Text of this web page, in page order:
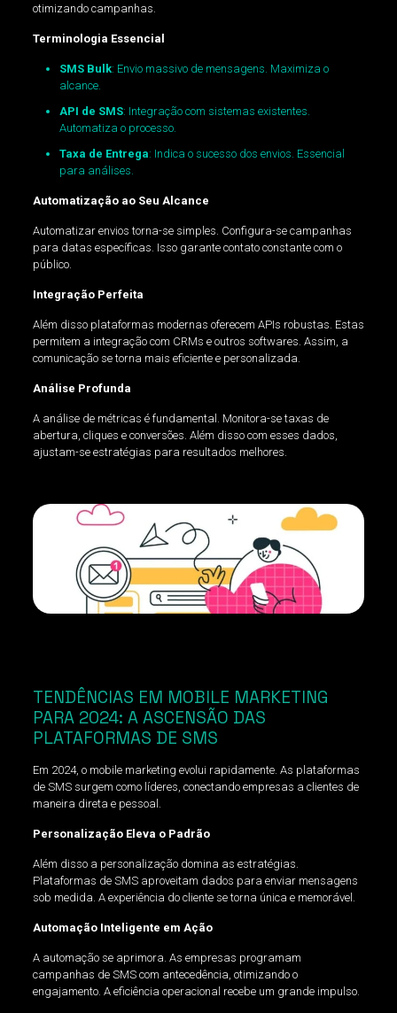
otimizando campanhas.
Terminologia Essencial
SMS Bulk: Envio massivo de mensagens. Maximiza o
alcance.
API de SMS: Integração com sistemas existentes.
Automatiza o processo.
Taxa de Entrega: Indica o sucesso dos envios. Essencial
para análises.
Automatização ao Seu Alcance
Automatizar envios torna-se simples. Configura-se campanhas
para datas específicas. Isso garante contato constante com o
público.
Integração Perfeita
Além disso plataformas modernas oferecem APIs robustas. Estas
permitem a integração com CRMs e outros softwares. Assim, a
comunicação se torna mais eficiente e personalizada.
Análise Profunda
A análise de métricas é fundamental. Monitora-se taxas de
abertura, cliques e conversões. Além disso com esses dados,
ajustam-se estratégias para resultados melhores.
TENDÊNCIAS EM MOBILE MARKETING
PARA 2024: A ASCENSÃO DAS
PLATAFORMAS DE SMS
Em 2024, o mobile marketing evolui rapidamente. As plataformas
de SMS surgem como líderes, conectando empresas a clientes de
maneira direta e pessoal.
Personalização Eleva o Padrão
Além disso a personalização domina as estratégias.
Plataformas de SMS aproveitam dados para enviar mensagens
sob medida. A experiência do cliente se torna única e memorável.
Automação Inteligente em Ação
A automação se aprimora. As empresas programam
campanhas de SMS com antecedência, otimizando o
engajamento. A eficiência operacional recebe um grande impulso.